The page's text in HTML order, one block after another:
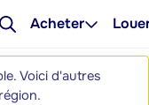
Acheter
Voici d'autres